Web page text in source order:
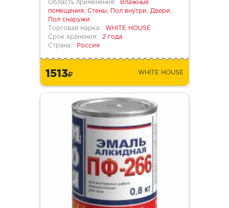
Область применения:
Влажные
помещения, Стены, Пол внутри, Двери,
Пол снаружи
Торговая марка:
WHITE HOUSE
Срок хранения:
2 года
Страна:
Россия
1513 WHITE HOUSE